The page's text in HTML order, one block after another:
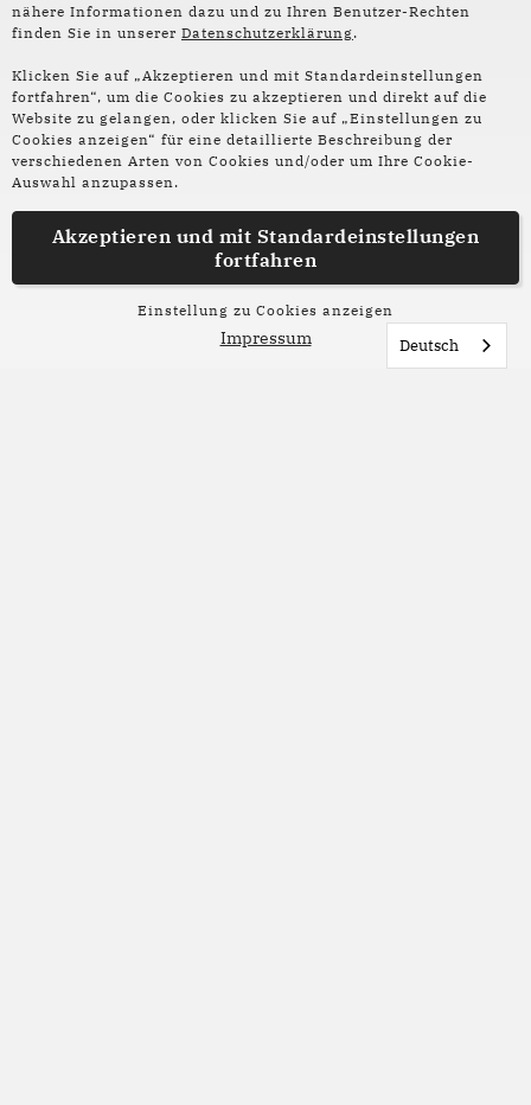
nähere Informationen dazu und zu Ihren Benutzer-Rechten
finden Sie in unserer Datenschutzerklärung.
Klicken Sie auf „Akzeptieren und mit Standardeinstellungen
fortfahren“, um die Cookies zu akzeptieren und direkt auf die
Website zu gelangen, oder klicken Sie auf „Einstellungen zu
Cookies anzeigen“ für eine detaillierte Beschreibung der
verschiedenen Arten von Cookies und/oder um Ihre Cookie-
Auswahl anzupassen.
Akzeptieren und mit Standardeinstellungen
fortfahren
Einstellung zu Cookies anzeigen
Impressum
Interview
Poetry on the road 2026
Katharina Mild erzählen im Interview über den
Neustart des poetry in the road Festivals, die
Highlights und Herausforderungen der
diesjährigen Ausgabe.
Deutsch